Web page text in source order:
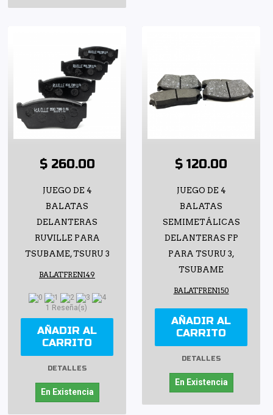
$ 260.00
JUEGO DE 4
BALATAS
DELANTERAS
RUVILLE PARA
TSUBAME, TSURU 3
BALATFREN149
1 Reseña(s)
AÑADIR AL
CARRITO
DETALLES
En Existencia
$ 120.00
JUEGO DE 4
BALATAS
SEMIMETÁLICAS
DELANTERAS FP
PARA TSURU 3,
TSUBAME
BALATFREN150
AÑADIR AL
CARRITO
DETALLES
En Existencia